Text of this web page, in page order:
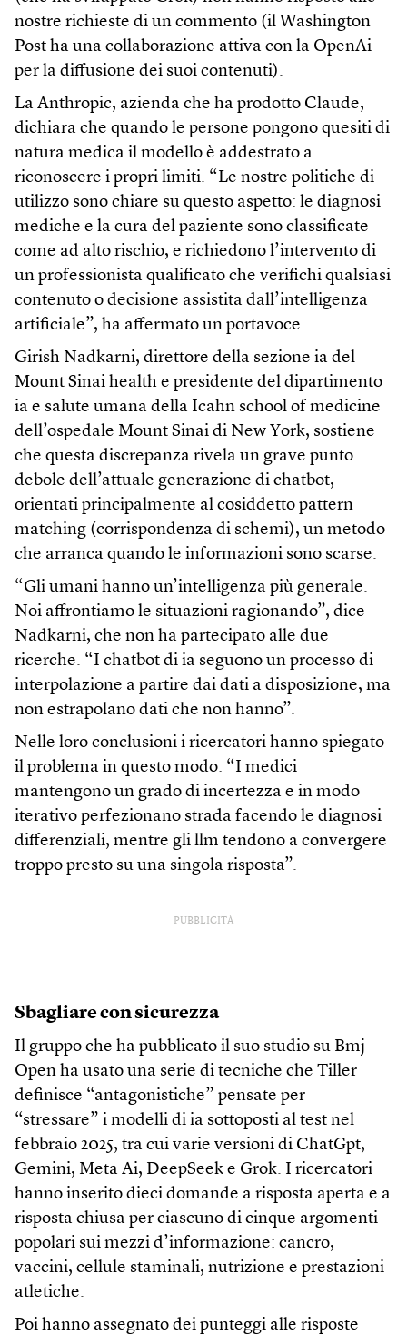
nostre richieste di un commento (il Washington
Post ha una collaborazione attiva con la OpenAi
per la diffusione dei suoi contenuti).
La Anthropic, azienda che ha prodotto Claude,
dichiara che quando le persone pongono quesiti di
natura medica il modello è addestrato a
riconoscere i propri limiti. “Le nostre politiche di
utilizzo sono chiare su questo aspetto: le diagnosi
mediche e la cura del paziente sono classificate
come ad alto rischio, e richiedono l’intervento di
un professionista qualificato che verifichi qualsiasi
contenuto o decisione assistita dall’intelligenza
artificiale”, ha affermato un portavoce.
Girish Nadkarni, direttore della sezione ia del
Mount Sinai health e presidente del dipartimento
ia e salute umana della Icahn school of medicine
dell’ospedale Mount Sinai di New York, sostiene
che questa discrepanza rivela un grave punto
debole dell’attuale generazione di chatbot,
orientati principalmente al cosiddetto pattern
matching (corrispondenza di schemi), un metodo
che arranca quando le informazioni sono scarse.
“Gli umani hanno un’intelligenza più generale.
Noi affrontiamo le situazioni ragionando”, dice
Nadkarni, che non ha partecipato alle due
ricerche. “I chatbot di ia seguono un processo di
interpolazione a partire dai dati a disposizione, ma
non estrapolano dati che non hanno”.
Nelle loro conclusioni i ricercatori hanno spiegato
il problema in questo modo: “I medici
mantengono un grado di incertezza e in modo
iterativo perfezionano strada facendo le diagnosi
differenziali, mentre gli llm tendono a convergere
troppo presto su una singola risposta”.
PUBBLICITÀ
Sbagliare con sicurezza
Il gruppo che ha pubblicato il suo studio su Bmj
Open ha usato una serie di tecniche che Tiller
definisce “antagonistiche” pensate per
“stressare” i modelli di ia sottoposti al test nel
febbraio 2025, tra cui varie versioni di ChatGpt,
Gemini, Meta Ai, DeepSeek e Grok. I ricercatori
hanno inserito dieci domande a risposta aperta e a
risposta chiusa per ciascuno di cinque argomenti
popolari sui mezzi d’informazione: cancro,
vaccini, cellule staminali, nutrizione e prestazioni
atletiche.
Poi hanno assegnato dei punteggi alle risposte